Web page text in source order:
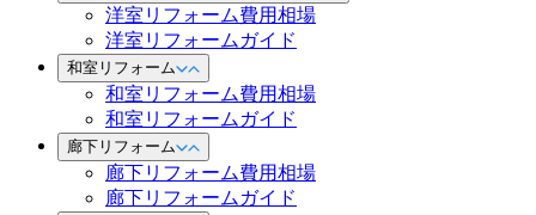
洋室リフォーム費用相場
洋室リフォームガイド
和室リフォーム
和室リフォーム費用相場
和室リフォームガイド
廊下リフォーム
廊下リフォーム費用相場
廊下リフォームガイド